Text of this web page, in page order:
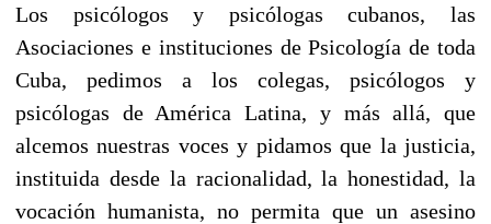
Los psicólogos y psicólogas cubanos, las
Asociaciones e instituciones de Psicología de toda
Cuba, pedimos a los colegas, psicólogos y
psicólogas de América Latina, y más allá, que
alcemos nuestras voces y pidamos que la justicia,
instituida desde la racionalidad, la honestidad, la
vocación humanista, no permita que un asesino